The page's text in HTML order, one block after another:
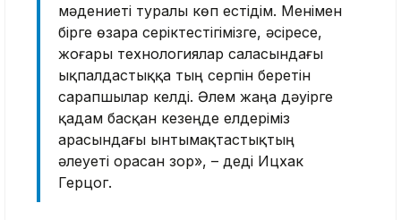
мәдениеті туралы көп естідім. Менімен
бірге өзара серіктестігімізге, әсіресе,
жоғары технологиялар саласындағы
ықпалдастыққа тың серпін беретін
сарапшылар келді. Әлем жаңа дәуірге
қадам басқан кезеңде елдеріміз
арасындағы ынтымақтастықтың
әлеуеті орасан зор», – деді Ицхак
Герцог.